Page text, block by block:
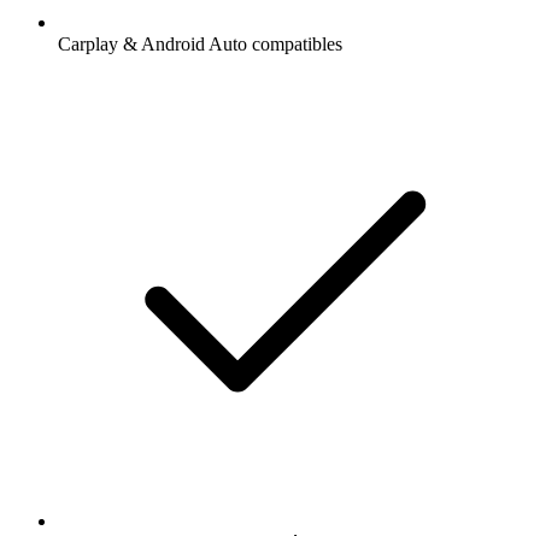
Carplay & Android Auto compatibles